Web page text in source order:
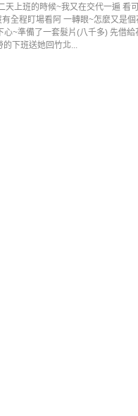
天上班的時候~我又在交代一遍 看
全程盯場看阿 一轉眼~怎麼又是
~準備了一套髮片(八千多) 先借給
的下班送她回竹北...